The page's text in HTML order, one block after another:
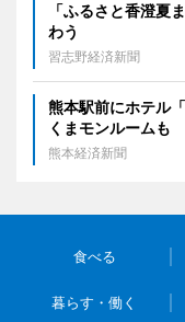
「ふるさと香澄
わう
習志野経済新聞
熊本駅前にホテル
くまモンルームも
熊本経済新聞
食べる
暮らす・働く